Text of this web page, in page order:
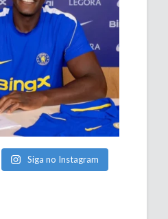
Siga no Instagram